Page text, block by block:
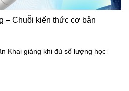
– Chuỗi kiến thức cơ bản
Khai giảng khi đủ số lượng học